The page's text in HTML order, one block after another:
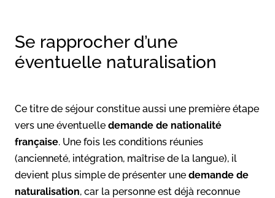
Se rapprocher d’une
éventuelle naturalisation
Ce titre de séjour constitue aussi une première étape
vers une éventuelle demande de nationalité
française. Une fois les conditions réunies
(ancienneté, intégration, maîtrise de la langue), il
devient plus simple de présenter une demande de
naturalisation, car la personne est déjà reconnue